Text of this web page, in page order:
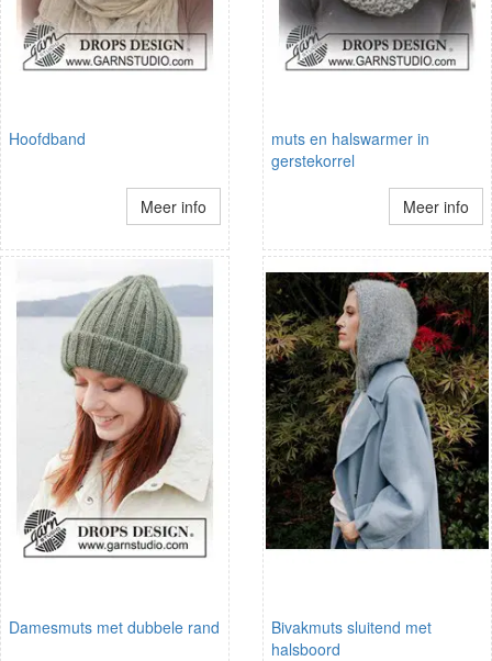
Hoofdband
Meer info
muts en halswarmer in
gerstekorrel
Meer info
Damesmuts met dubbele rand
Bivakmuts sluitend met
halsboord